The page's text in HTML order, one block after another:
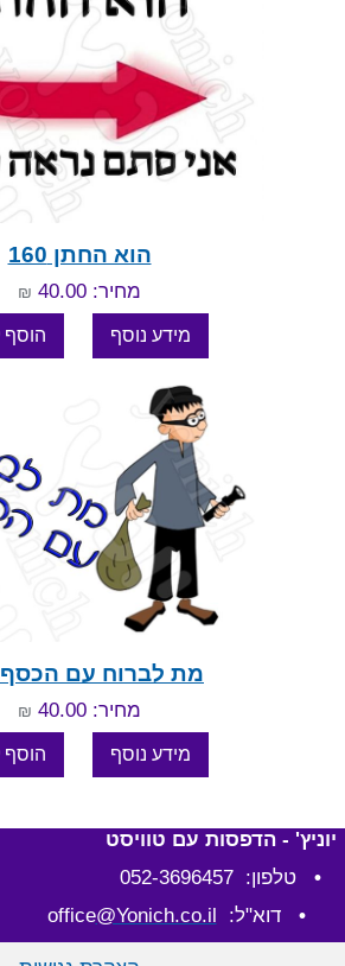
הוא החתן 160
מחיר: 40.00 ₪
מת לברוח עם הכסף 163
מחיר: 40.00 ₪
יוניץ' - הדפסות עם טוויסט
•טלפון: 052-3696457
• דוא"ל: office @Yonich.co.il